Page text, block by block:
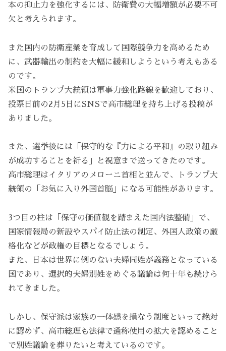
本の抑止力を強化するには、防衛費の大幅増額が必要不可
欠と考えられます。
また国内の防衛産業を育成して国際競争力を高めるため
に、武器輸出の制約を大幅に緩和しようという考えもある
のです。
米国のトランプ大統領は軍事力強化路線を歓迎しており、
投票日前の2月5日にSNSで高市総理を持ち上げる投稿が
ありました。
また、選挙後には「保守的な『力による平和』の取り組み
が成功することを祈る」と祝意まで送ってきたのです。
高市総理はイタリアのメローニ首相と並んで、トランプ大
統領の「お気に入り外国首脳」になる可能性があります。
3つ目の柱は「保守の価値観を踏まえた国内法整備」で、
国家情報局の新設やスパイ防止法の制定、外国人政策の厳
格化などが政権の目標となるでしょう。
また、日本は世界に例のない夫婦同姓が義務となっている
国であり、選択的夫婦別姓をめぐる議論は何十年も続けら
れてきました。
しかし、保守派は家族の一体感を損なう制度といって絶対
に認めず、高市総理も法律で通称使用の拡大を認めること
で別姓議論を葬りたいと考えているのです。